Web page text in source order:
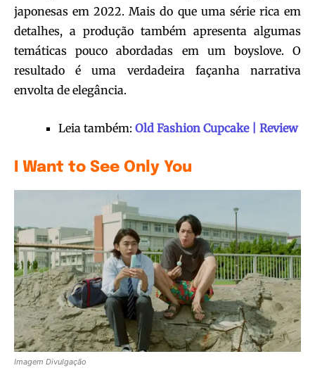
japonesas em 2022. Mais do que uma série rica em
detalhes, a produção também apresenta algumas
temáticas pouco abordadas em um boyslove. O
resultado é uma verdadeira façanha narrativa
envolta de elegância.
Leia também: Old Fashion Cupcake | Review
I Want to See Only You
Imagem Divulgação